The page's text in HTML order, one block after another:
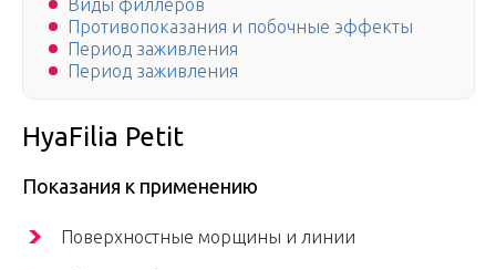
Виды филлеров
Противопоказания и побочные эффекты
Период заживления
Период заживления
HyaFilia Petit
Показания к применению
Поверхностные морщины и линии